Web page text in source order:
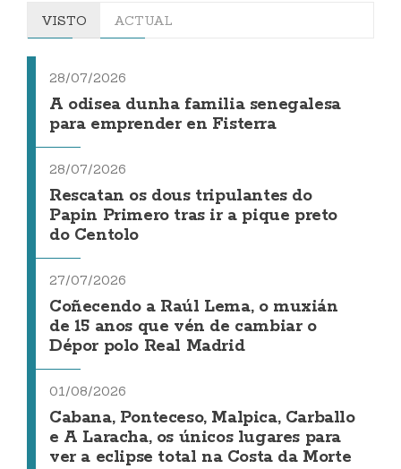
VISTO ACTUAL
28/07/2026
A odisea dunha familia senegalesa
para emprender en Fisterra
28/07/2026
Rescatan os dous tripulantes do
Papin Primero tras ir a pique preto
do Centolo
27/07/2026
Coñecendo a Raúl Lema, o muxián
de 15 anos que vén de cambiar o
Dépor polo Real Madrid
01/08/2026
Cabana, Ponteceso, Malpica, Carballo
e A Laracha, os únicos lugares para
ver a eclipse total na Costa da Morte